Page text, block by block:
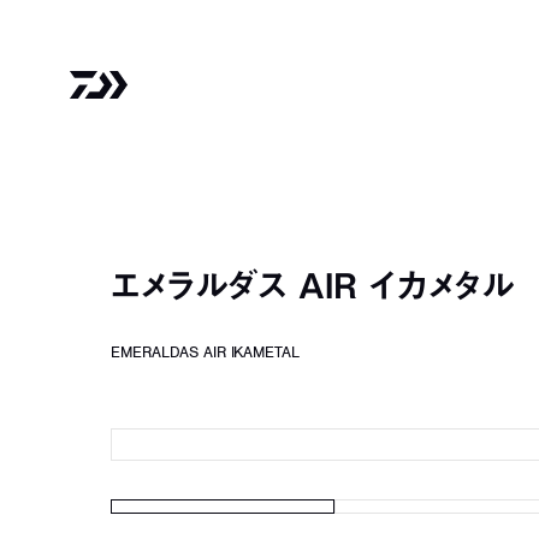
エメラルダス AIR イカメタル
EMERALDAS AIR IKAMETAL